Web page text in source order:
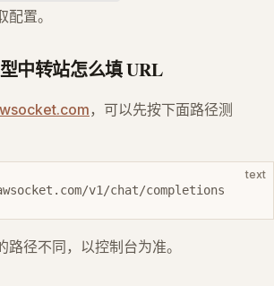
置。
中转站怎么填 URL
，可以先按下面路径测
text
v1/chat/completions
径不同，以控制台为准。